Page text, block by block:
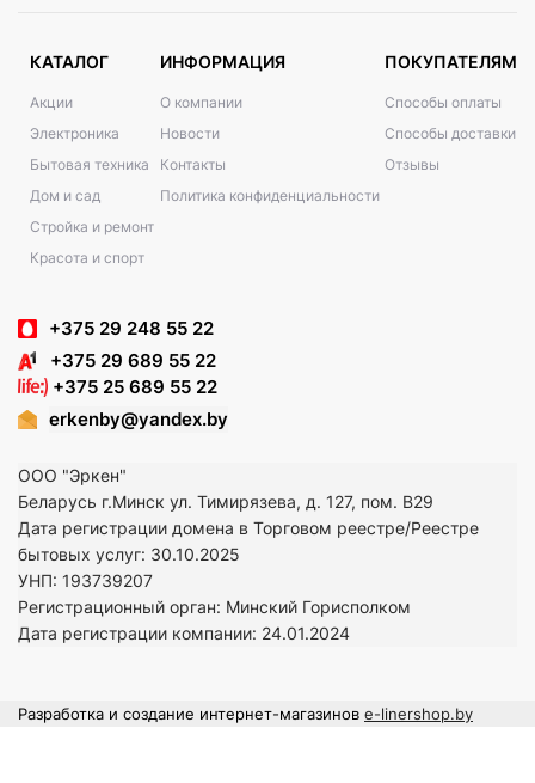
КАТАЛОГ
Акции
Электроника
Бытовая техника
Дом и сад
Стройка и ремонт
Красота и спорт
ИНФОРМАЦИЯ
О компании
Новости
Контакты
Политика конфиденциальности
ПОКУПАТЕЛЯМ
Способы оплаты
Способы доставки
Отзывы
+375 29 248 55 22
+375 29 689 55 22
+375 25 689 55 22
erkenby@yandex.by
ООО "Эркен"
Беларусь г.Минск ул. Тимирязева, д. 127, пом. В29
Дата регистрации домена в Торговом реестре/Реестре
бытовых услуг: 30.10.2025
УНП: 193739207
Регистрационный орган: Минский Горисполком
Дата регистрации компании: 24.01.2024
Разработка и создание интернет-магазинов e-linershop.by